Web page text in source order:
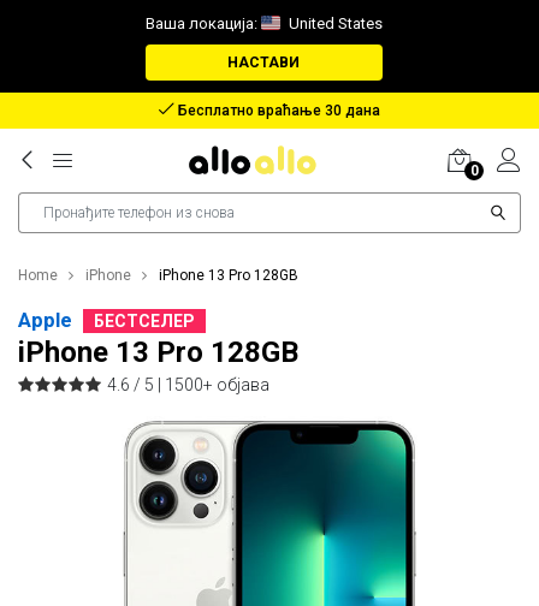
Ваша локација: United States
НАСТАВИ
Бесплатно враћање 30 дана
0
Home iPhone iPhone 13 Pro 128GB
Apple БЕСТСЕЛЕР
iPhone 13 Pro 128GB
4.6 / 5 | 1500+ објава